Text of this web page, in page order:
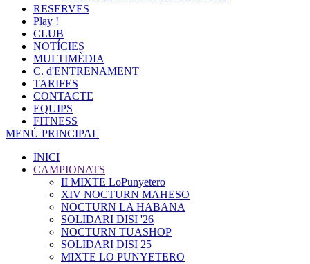
RESERVES
Play !
CLUB
NOTÍCIES
MULTIMÈDIA
C. d'ENTRENAMENT
TARIFES
CONTACTE
EQUIPS
FITNESS
MENÚ PRINCIPAL
INICI
CAMPIONATS
II MIXTE LoPunyetero
XIV NOCTURN MAHESO
NOCTURN LA HABANA
SOLIDARI DISI '26
NOCTURN TUASHOP
SOLIDARI DISI 25
MIXTE LO PUNYETERO